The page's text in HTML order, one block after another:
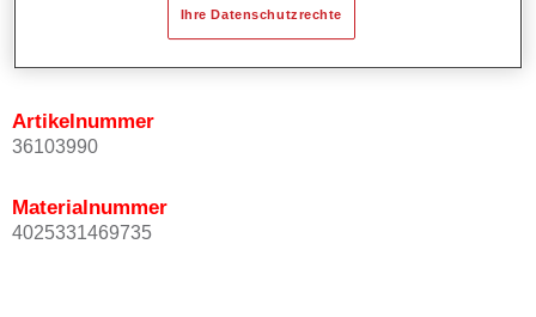
Artikelnummer
36103990
Materialnummer
4025331469735
Ihre Datenschutzrechte